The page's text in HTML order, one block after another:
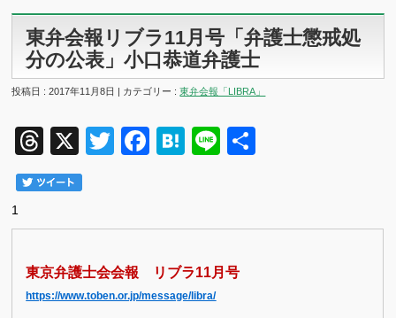
東弁会報リブラ11月号「弁護士懲戒処
分の公表」小口恭道弁護士
投稿日 : 2017年11月8日 | カテゴリー :東弁会報「LIBRA」
Threads
X TwitterFacebook
Hatena
Line
1
東京弁護士会会報 リブラ11月号
https://www.toben.or.jp/message/libra/